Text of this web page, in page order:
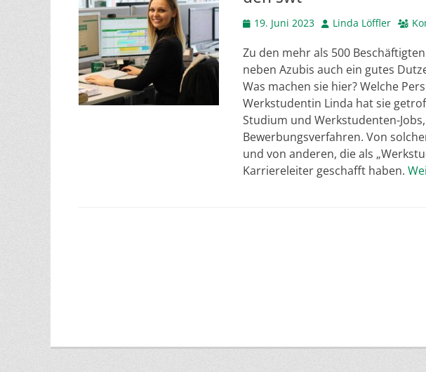
Veröffentlicht
19. Juni 2023 AutorLinda Löffler
Zu den mehr als 500
neben Azubis auch ein gutes
Was machen sie hier? Welche
Werkstudentin Linda hat sie
Studium und Werkstudenten-
Bewerbungsverfahren. Von
und von anderen, die als
Karriereleiter geschafft haben.